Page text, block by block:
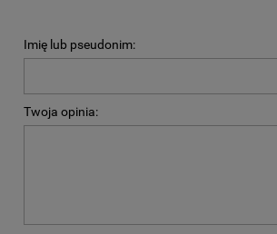
Imię lub pseudonim:
Twoja opinia: